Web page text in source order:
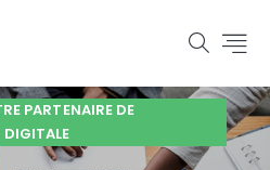
PARTENAIRE DE